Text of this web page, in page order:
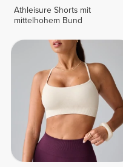
Athleisure Shorts mit
mittelhohem Bund